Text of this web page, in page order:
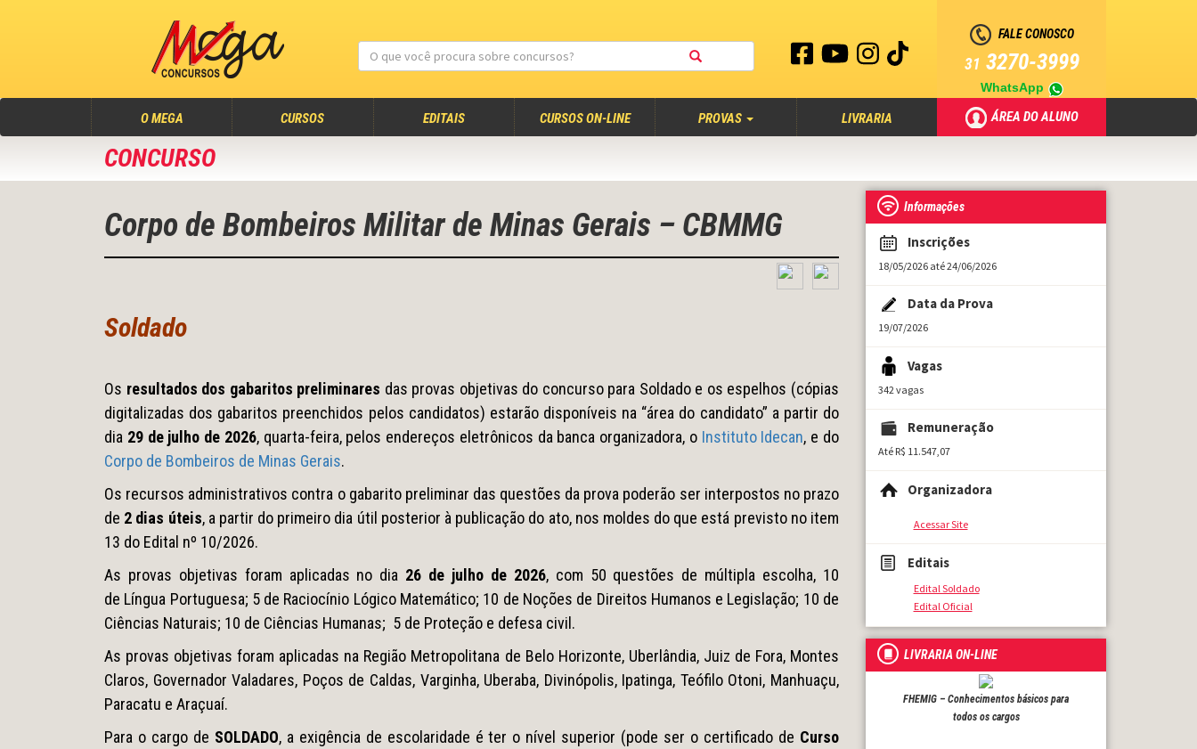
FALE CONOSCO
31 3270-3999
WhatsApp
O MEGA(atual) CURSOS EDITAIS CURSOS ON-LINE PROVAS LIVRARIA ÁREA DO ALUNO
CONCURSO
Corpo de Bombeiros Militar de Minas Gerais – CBMMG
Soldado
Os resultados dos gabaritos preliminares das provas objetivas do concurso para Soldado e os espelhos (cópias
digitalizadas dos gabaritos preenchidos pelos candidatos) estarão disponíveis na “área do candidato” a partir do
dia 29 de julho de 2026, quarta-feira, pelos endereços eletrônicos da banca organizadora, o Instituto Idecan, e do
Corpo de Bombeiros de Minas Gerais.
Os recursos administrativos contra o gabarito preliminar das questões da prova poderão ser interpostos no prazo
de 2 dias úteis, a partir do primeiro dia útil posterior à publicação do ato, nos moldes do que está previsto no item
13 do Edital nº 10/2026.
As provas objetivas foram aplicadas no dia 26 de julho de 2026, com 50 questões de múltipla escolha, 10
de Língua Portuguesa; 5 de Raciocínio Lógico Matemático; 10 de Noções de Direitos Humanos e Legislação; 10 de
Ciências Naturais; 10 de Ciências Humanas; 5 de Proteção e defesa civil.
As provas objetivas foram aplicadas na Região Metropolitana de Belo Horizonte, Uberlândia, Juiz de Fora, Montes
Claros, Governador Valadares, Poços de Caldas, Varginha, Uberaba, Divinópolis, Ipatinga, Teófilo Otoni, Manhuaçu,
Paracatu e Araçuaí.
Para o cargo de SOLDADO, a exigência de escolaridade é ter o nível superior (pode ser o certificado de Curso
Informações
Inscrições
18/05/2026 até 24/06/2026
Data da Prova
19/07/2026
Vagas
342 vagas
Remuneração
Até R$ 11.547,07
Organizadora
Acessar Site
Editais
Edital Soldado
Edital Oficial
LIVRARIA ON-LINE
FHEMIG – Conhecimentos básicos para
todos os cargos